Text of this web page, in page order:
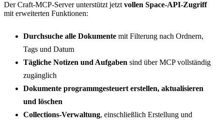
Der Craft-MCP-Server unterstützt jetzt vollen Space-API-Zugriff
mit erweiterten Funktionen:
Durchsuche alle Dokumente mit Filterung nach Ordnern,
Tags und Datum
Tägliche Notizen und Aufgaben sind über MCP vollständig
zugänglich
Dokumente programmgesteuert erstellen, aktualisieren
und löschen
Collections-Verwaltung, einschließlich Erstellung und